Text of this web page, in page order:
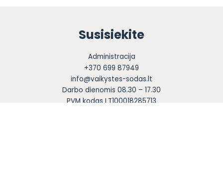
Susisiekite
Administracija
+370 699 87949
info@vaikystes-sodas.lt
Darbo dienomis 08.30 – 17.30
PVM kodas LT100018285713